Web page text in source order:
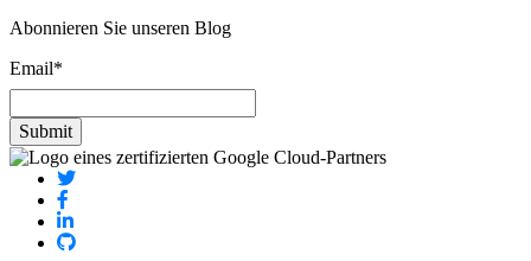
Abonnieren Sie unseren Blog
Email*